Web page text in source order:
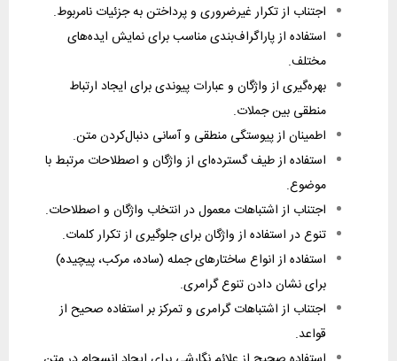
اجتناب از تکرار غیرضروری و پرداختن به جزئیات نامربوط.
استفاده از پاراگراف‌بندی مناسب برای نمایش ایده‌های
مختلف.
بهره‌گیری از واژگان و عبارات پیوندی برای ایجاد ارتباط
منطقی بین جملات.
اطمینان از پیوستگی منطقی و آسانی دنبال‌کردن متن.
استفاده از طیف گسترده‌ای از واژگان و اصطلاحات مرتبط با
موضوع.
اجتناب از اشتباهات معمول در انتخاب واژگان و اصطلاحات.
تنوع در استفاده از واژگان برای جلوگیری از تکرار کلمات.
استفاده از انواع ساختارهای جمله (ساده، مرکب، پیچیده)
برای نشان دادن تنوع گرامری.
اجتناب از اشتباهات گرامری و تمرکز بر استفاده صحیح از
قواعد.